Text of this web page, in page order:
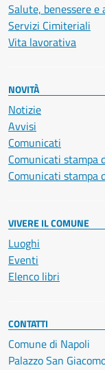
Salute, benessere e
Servizi Cimiteriali
Vita lavorativa
NOVITÀ
Notizie
Avvisi
Comunicati
Comunicati stampa
Comunicati stampa
VIVERE IL COMUNE
Luoghi
Eventi
Elenco libri
CONTATTI
Comune di Napoli
Palazzo San